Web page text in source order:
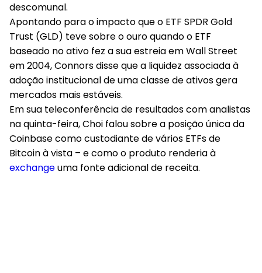
descomunal.
Apontando para o impacto que o ETF SPDR Gold
Trust (GLD) teve sobre o ouro quando o ETF
baseado no ativo fez a sua estreia em Wall Street
em 2004, Connors disse que a liquidez associada à
adoção institucional de uma classe de ativos gera
mercados mais estáveis.
Em sua teleconferência de resultados com analistas
na quinta-feira, Choi falou sobre a posição única da
Coinbase como custodiante de vários ETFs de
Bitcoin à vista – e como o produto renderia à
exchangeuma fonte adicional de receita.